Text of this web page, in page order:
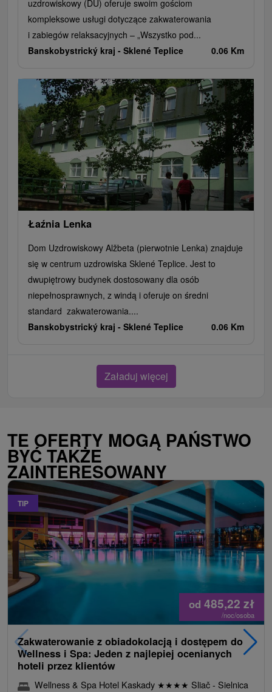
uzdrowiskowy (DU) oferuje swoim gościom
kompleksowe usługi dotyczące zakwaterowania
i zabiegów relaksacyjnych – „Wszystko pod...
Banskobystrický kraj - Sklené Teplice 0.06 Km
Łaźnia Lenka
Dom Uzdrowiskowy Alžbeta (pierwotnie Lenka) znajduje
się w centrum uzdrowiska Sklené Teplice. Jest to
dwupiętrowy budynek dostosowany dla osób
niepełnosprawnych, z windą i oferuje on średni
standard zakwaterowania....
Banskobystrický kraj - Sklené Teplice 0.06 Km
Załaduj więcej
TE OFERTY MOGĄ PAŃSTWO
BYĆ TAKŻE
ZAINTERESOWANY
TIP
od 485,22 zł
/noc/osoba
Zakwaterowanie z obiadokolacją i dostępem do
Wellness i Spa: Jeden z najlepiej ocenianych
hoteli przez klientów
Wellness & Spa Hotel Kaskady ★★★★ Sliač - Sielnica